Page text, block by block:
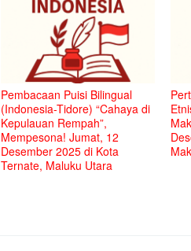
Pembacaan Puisi Bilingual
(Indonesia-Tidore) “Cahaya di
Kepulauan Rempah”,
Mempesona! Jumat, 12
Desember 2025 di Kota
Ternate, Maluku Utara